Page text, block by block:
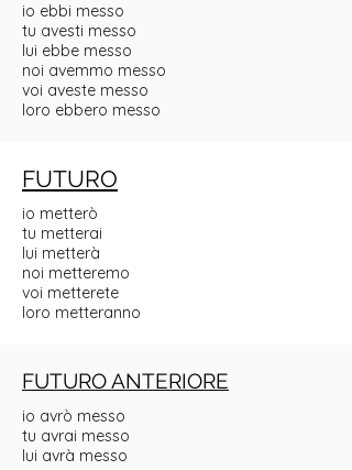
io ebbi messo
tu avesti messo
lui ebbe messo
noi avemmo messo
voi aveste messo
loro ebbero messo
FUTURO
io metterò
tu metterai
lui metterà
noi metteremo
voi metterete
loro metteranno
FUTURO ANTERIORE
io avrò messo
tu avrai messo
lui avrà messo